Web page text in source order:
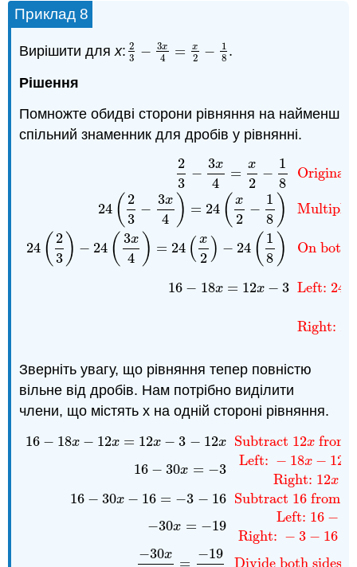
Приклад 8
Вирішити длях: 2
3 − 3x
4 = x
2 −
1
8 .
23− 3x4 =x 2−1 8.
Рішення
Помножте обидві сторони рівняння на найменш
спільний знаменник для дробів у рівнянні.
2
3
−
3x
4
=
x
2
−
1
8
24 ( 2
3
−
3x
4 ) = 24 ( x
2
−
1
8 )
24 ( 2
3 ) − 24 ( 3x
4 ) = 24 ( x
2 ) − 24 ( 1
8 )
16 − 18x = 12x − 3
Original
Multiply
On both
Left: 24
Right:
Original equation. 24( −3 4) = 24
Зверніть увагу, що рівняння тепер повністю
вільне від дробів. Нам потрібно виділити
члени, що містять x на одній стороні рівняння.
16 − 18x − 12x = 12x − 3 − 12x
16 − 30x = −3
16 − 30x − 16 = −3 − 16
−30x = −19
−30x
=
−19
Subtract 12xfrom
Left: − 18x − 12
Right: 12x
Subtract 16 from
Left: 16 −
Right: − 3 − 16
Divide both sides
16−18x−12x=12 x−3−12x Subtract12xfrom both